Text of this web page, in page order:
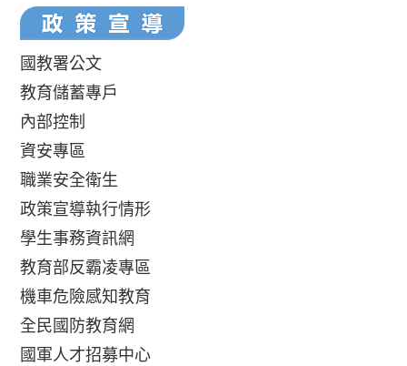
國教署公文
教育儲蓄專戶
內部控制
資安專區
職業安全衛生
政策宣導執行情形
學生事務資訊網
教育部反霸凌專區
機車危險感知教育
全民國防教育網
國軍人才招募中心